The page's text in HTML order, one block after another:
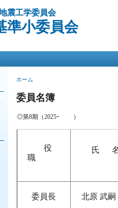
震工学委員会
準小委員会
現在地
ホーム
委員名簿
◎第8期（2025ｰ ）
役
職
氏
委員長 北原 武嗣